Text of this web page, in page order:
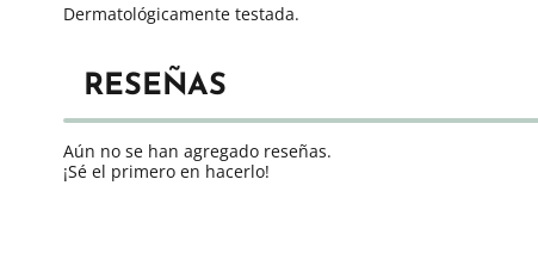
Dermatológicamente testada.
RESEÑAS
Aún no se han agregado reseñas.
¡Sé el primero en hacerlo!